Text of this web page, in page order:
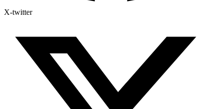
X-twitter